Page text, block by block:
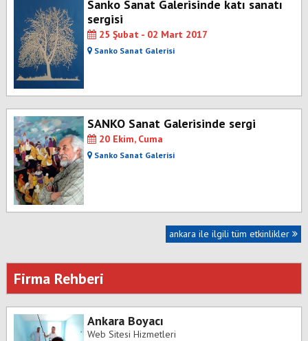
Sanko Sanat Galerisinde katı sanatı
sergisi
25 Şubat - 02 Mart 2017
Sanko Sanat Galerisi
SANKO Sanat Galerisinde sergi
20 Ekim, Cuma
Sanko Sanat Galerisi
ankara ile ilgili tüm etkinlikler
Firma Rehberi
Ankara Boyacı
Web Sitesi Hizmetleri